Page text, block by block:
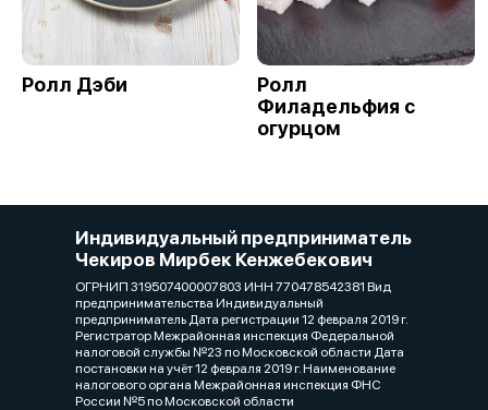
Ролл Дэби
Ролл
Филадельфия с
огурцом
Индивидуальный предприниматель
Чекиров Мирбек Кенжебекович
ОГРНИП 319507400007803 ИНН 770478542381 Вид
предпринимательства Индивидуальный
предприниматель Дата регистрации 12 февраля 2019 г.
Регистратор Межрайонная инспекция Федеральной
налоговой службы №23 по Московской области Дата
постановки на учёт 12 февраля 2019 г. Наименование
налогового органа Межрайонная инспекция ФНС
России №5 по Московской области